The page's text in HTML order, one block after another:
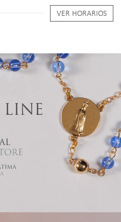
VER HORARIOS